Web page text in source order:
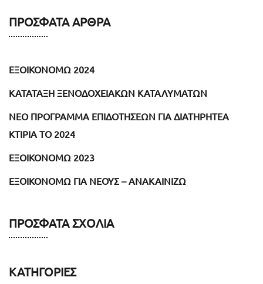
ΠΡΌΣΦΑΤΑ ΆΡΘΡΑ
ΕΞΟΙΚΟΝΟΜΩ 2024
ΚΑΤΑΤΑΞΗ ΞΕΝΟΔΟΧΕΙΑΚΩΝ ΚΑΤΑΛΥΜΑΤΩΝ
NEO ΠΡΟΓΡΑΜΜΑ ΕΠΙΔΟΤΗΣΕΩΝ ΓΙΑ ΔΙΑΤΗΡΗΤΕΑ
ΚΤΙΡΙΑ ΤΟ 2024
ΕΞΟΙΚΟΝΟΜΩ 2023
ΕΞΟΙΚΟΝΟΜΩ ΓΙΑ ΝΕΟΥΣ – ΑΝΑΚΑΙΝΙΖΩ
ΠΡΌΣΦΑΤΑ ΣΧΌΛΙΑ
ΚΑΤΗΓΟΡΊΕΣ